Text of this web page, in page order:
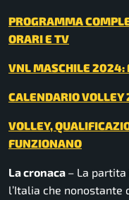
PROGRAMMA
ORARI E TV
VNL MASCHILE 2024:
CALENDARIO
VOLLEY,
FUNZIONANO
La cronaca – La partita
l’Italia che nonostante